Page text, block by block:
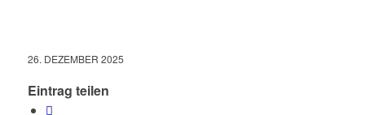
26. DEZEMBER 2025
Eintrag teilen